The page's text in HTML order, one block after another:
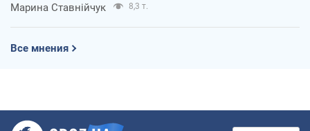
Марина Ставнійчук 8,3 т.
Все мнения